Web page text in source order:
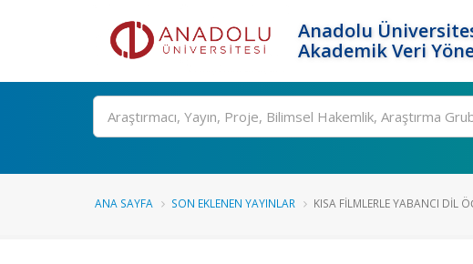
Anadolu
Akademik Veri
Ara
ANA SAYFA SON EKLENEN YAYINLAR KISA FILMLERLE YABANCI DIL